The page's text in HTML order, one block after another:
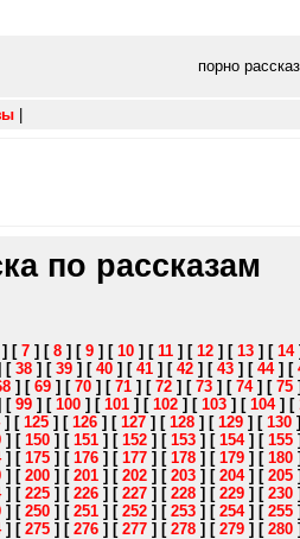
порно
по рассказам
] [ 7 ] [ 8 ] [ 9 ] [ 10 ] [ 11 ] [ 12 ] [ 13 ] [ 14]
[ 38 ] [ 39 ] [ 40 ] [ 41 ] [ 42 ] [ 43 ] [ 44] [
] [ 69 ] [ 70 ] [ 71 ] [ 72 ] [ 73 ] [ 74] [ 75 ]
[ 99 ] [ 100 ] [ 101 ] [ 102 ] [ 103 ] [ 104] [
] [ 125 ] [ 126 ] [ 127 ] [ 128 ] [ 129 ] [ 130 ]
] [ 150 ] [ 151 ] [ 152 ] [ 153 ] [ 154] [ 155 ]
] [ 175 ] [ 176 ] [ 177 ] [ 178 ] [ 179 ] [ 180 ]
] [ 200 ] [ 201 ] [ 202 ] [ 203 ] [ 204] [ 205 ]
] [ 225 ] [ 226 ] [ 227 ] [ 228 ] [ 229 ] [ 230 ]
] [ 250 ] [ 251 ] [ 252 ] [ 253 ] [ 254] [ 255 ]
] [ 275 ] [ 276 ] [ 277 ] [ 278 ] [ 279 ] [ 280 ]